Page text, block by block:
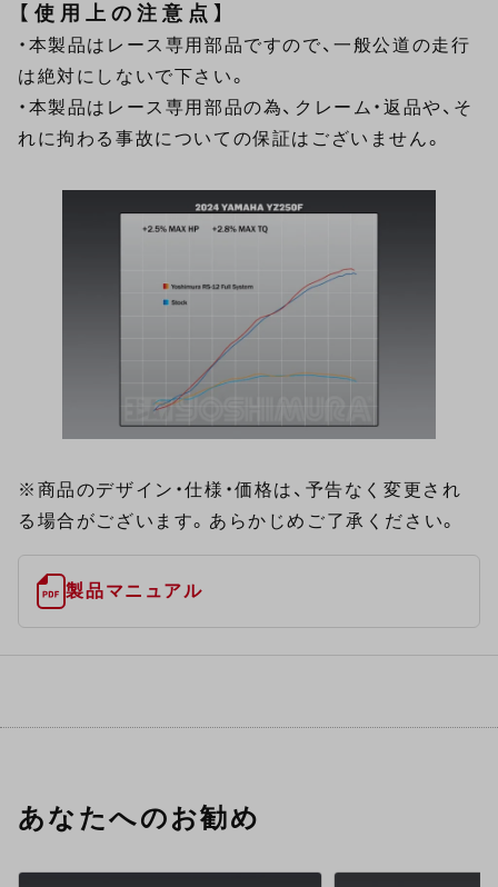
【使用上の注意点】
・本製品はレース専用部品ですので、一般公道の走行
は絶対にしないで下さい。
・本製品はレース専用部品の為、クレーム・返品や、そ
れに拘わる事故についての保証はございません。
※商品のデザイン・仕様・価格は、予告なく変更され
る場合がございます。あらかじめご了承ください。
製品マニュアル
あなたへのお勧め